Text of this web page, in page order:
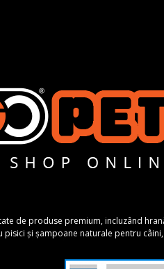
de produse premium, incluzând
și șampoane naturale pentru